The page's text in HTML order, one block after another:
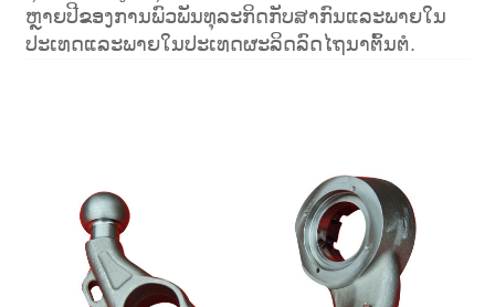
ຫຼາຍ​ປີ​ຂອງ​ການ​ພົວ​ພັນ​ທຸ​ລະ​ກິດ​ກັບ​ສາ​ກົນ​ແລະ​ພາຍ​ໃນ​
ປະ​ເທດ​ແລະ​ພາຍ​ໃນ​ປະ​ເທດ​ຜະ​ລິດ​ລົດ​ໄຖ​ນາ​ຕົ້ນ​ຕໍ​.